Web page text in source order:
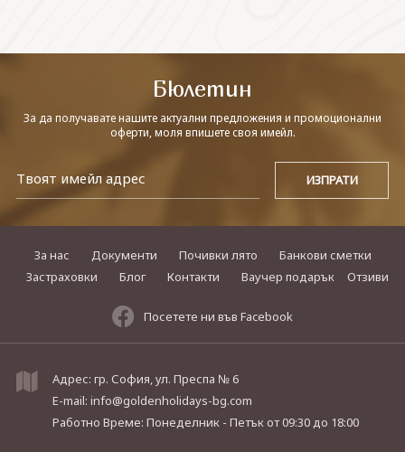
Бюлетин
За да получавате нашите актуални предложения и промоционални
оферти, моля впишете своя имейл.
За нас Документи Почивки лято
Банкови сметки
Застраховки
Блог Контакти Ваучер подарък Отзиви
Посетете ни във Facebook
Адрес: гр. София, ул. Преспа № 6
E-mail: info@goldenholidays-bg.com
Работно Време: Понеделник - Петъкот 09:30 до 18:00